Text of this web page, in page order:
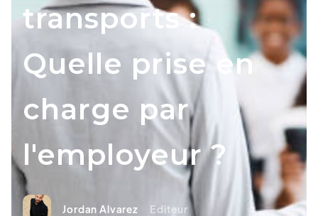
transports :
Quelle prise en
charge par
l'employeur ?
Jordan Alvarez Editeur